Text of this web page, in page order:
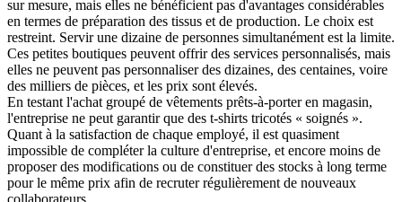
sur mesure, mais elles ne bénéficient pas d'avantages considérables
en termes de préparation des tissus et de production. Le choix est
restreint. Servir une dizaine de personnes simultanément est la limite.
Ces petites boutiques peuvent offrir des services personnalisés, mais
elles ne peuvent pas personnaliser des dizaines, des centaines, voire
des milliers de pièces, et les prix sont élevés.
En testant l'achat groupé de vêtements prêts-à-porter en magasin,
l'entreprise ne peut garantir que des t-shirts tricotés « soignés ».
Quant à la satisfaction de chaque employé, il est quasiment
impossible de compléter la culture d'entreprise, et encore moins de
proposer des modifications ou de constituer des stocks à long terme
pour le même prix afin de recruter régulièrement de nouveaux
collaborateurs.